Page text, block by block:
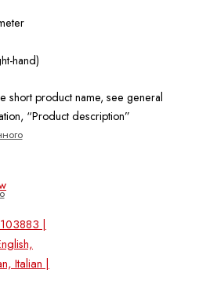
hand)
short product name, see general
“Product description”
|
Italian |